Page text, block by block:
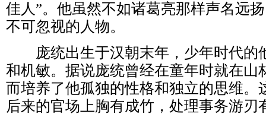
佳人”。他虽然不如诸葛亮那样声名远
不可忽视的人物。
庞统出生于汉朝末年，少年时代的
和机敏。据说庞统曾经在童年时就在山
而培养了他孤独的性格和独立的思维。
后来的官场上胸有成竹，处理事务游刃